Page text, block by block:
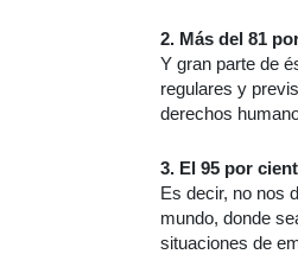
2. Más del 81
Y gran parte de
regulares y
derechos
3. El 95 por
Es decir, no nos
mundo, donde
situaciones de